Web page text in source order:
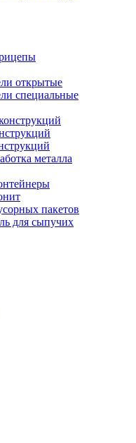
открытые
специальные
металла
пакетов
для сыпучих